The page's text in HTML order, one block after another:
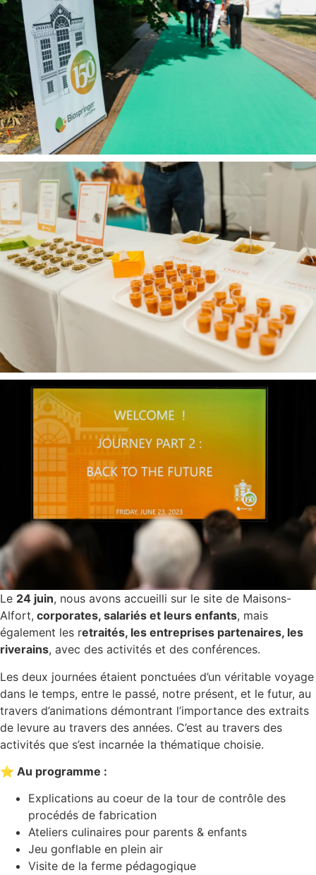
Le 24 juin, nous avons accueilli sur le site de Maisons-
Alfort, corporates, salariés et leurs enfants, mais
également les retraités, les entreprises partenaires, les
riverains, avec des activités et des conférences.
Les deux journées étaient ponctuées d’un véritable voyage
dans le temps, entre le passé, notre présent, et le futur, au
travers d’animations démontrant l’importance des extraits
de levure au travers des années. C’est au travers des
activités que s’est incarnée la thématique choisie.
⭐️ Au programme :
Explications au coeur de la tour de contrôle des
procédés de fabrication
Ateliers culinaires pour parents & enfants
Jeu gonflable en plein air
Visite de la ferme pédagogique